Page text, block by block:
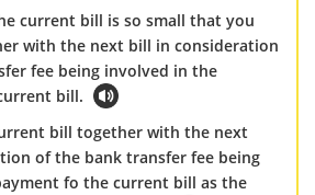
current bill is so small that you
with the next bill in consideration
fee being involved in the
bill.
bill together with the next
of the bank transfer fee being
fo the current bill as the